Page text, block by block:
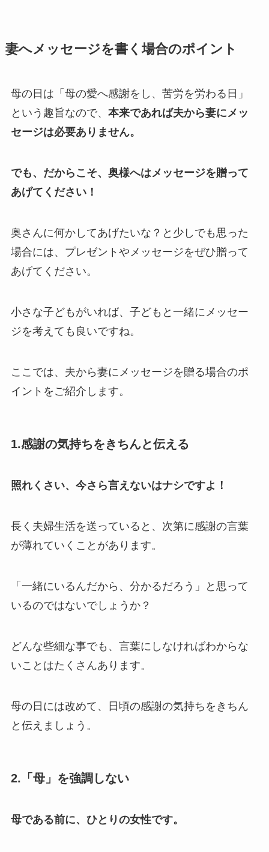
妻へメッセージを書く場合のポイント
母の日は「母の愛へ感謝をし、苦労を労わる日」
という趣旨なので、 本来であれば夫から妻にメッ
セージは必要ありません。
でも、だからこそ、奥様へはメッセージを贈って
あげてください！
奥さんに何かしてあげたいな？と少しでも思った
場合には、プレゼントやメッセージをぜひ贈って
あげてください。
小さな子どもがいれば、子どもと一緒にメッセー
ジを考えても良いですね。
ここでは、夫から妻にメッセージを贈る場合のポ
イントをご紹介します。
1.感謝の気持ちをきちんと伝える
照れくさい、今さら言えないはナシですよ！
長く夫婦生活を送っていると、次第に感謝の言葉
が薄れていくことがあります。
「一緒にいるんだから、分かるだろう」と思って
いるのではないでしょうか？
どんな些細な事でも、言葉にしなければわからな
いことはたくさんあります。
母の日には改めて、日頃の感謝の気持ちをきちん
と伝えましょう。
2.「母」を強調しない
母である前に、ひとりの女性です。